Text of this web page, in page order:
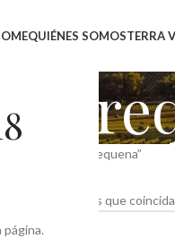
QUIÉNES SOMOSTERRA
etiquetados “requena”
productos que